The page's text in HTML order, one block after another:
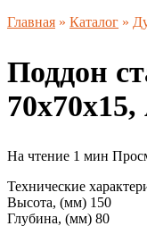
Главная » Каталог »
Поддон
На чтение 1 мин
Технические
Высота, (мм) 150
Глубина, (мм) 80